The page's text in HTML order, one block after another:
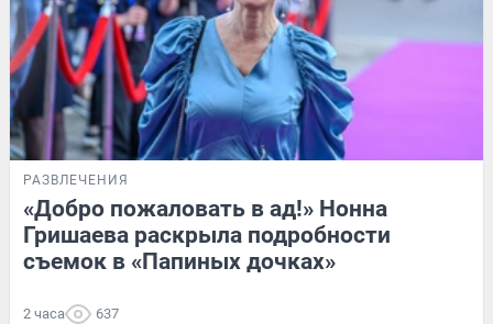
РАЗВЛЕЧЕНИЯ
«Добро пожаловать в ад!» Нонна
Гришаева раскрыла подробности
съемок в «Папиных дочках»
2 часа 637